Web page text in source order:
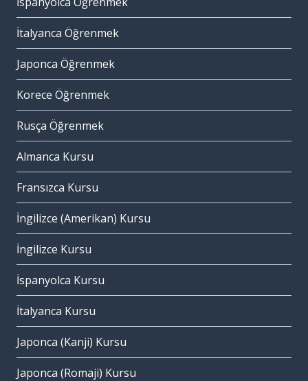
İtalyanca Öğrenmek
Japonca Öğrenmek
Korece Öğrenmek
Rusça Öğrenmek
Almanca Kursu
Fransızca Kursu
İngilizce (Amerikan) Kursu
İngilizce Kursu
İspanyolca Kursu
İtalyanca Kursu
Japonca (Kanji) Kursu
Japonca (Romaji) Kursu